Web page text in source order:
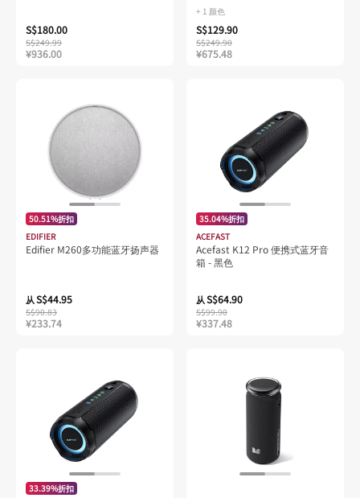
S$180.00
S$249.99
¥936.00
+ 1 颜色
S$129.90
S$249.90
¥675.48
50.51%折扣
EDIFIER
Edifier M260多功能蓝牙扬声器
从S$44.95
S$90.83
¥233.74
35.04%折扣
ACEFAST
Acefast K12 Pro 便携式蓝牙音
箱 - 黑色
从S$64.90
S$99.90
¥337.48
33.39%折扣